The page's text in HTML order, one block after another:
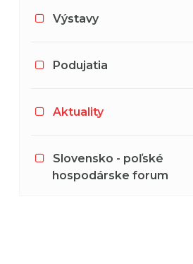
Výstavy
Podujatia
Aktuality
Slovensko - poľské
hospodárske forum